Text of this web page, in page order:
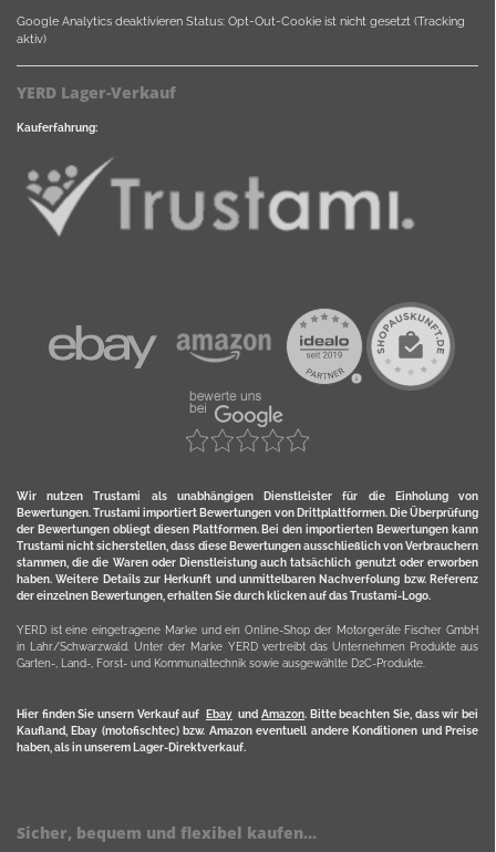
Google Analytics deaktivieren Status: Opt-Out-Cookie ist nicht gesetzt (Tracking
aktiv)
YERD Lager-Verkauf
Kauferfahrung:
Wir nutzen Trustami als unabhängigen Dienstleister für die Einholung von
Bewertungen. Trustami importiert Bewertungen von Drittplattformen. Die Überprüfung
der Bewertungen obliegt diesen Plattformen. Bei den importierten Bewertungen kann
Trustami nicht sicherstellen, dass diese Bewertungen ausschließlich von Verbrauchern
stammen, die die Waren oder Dienstleistung auch tatsächlich genutzt oder erworben
haben. Weitere Details zur Herkunft und unmittelbaren Nachverfolung bzw. Referenz
der einzelnen Bewertungen, erhalten Sie durch klicken auf das Trustami-Logo.
YERD ist eine eingetragene Marke und ein Online-Shop der Motorgeräte Fischer GmbH
in Lahr/Schwarzwald. Unter der Marke YERD vertreibt das Unternehmen Produkte aus
Garten-, Land-, Forst- und Kommunaltechnik sowie ausgewählte D2C-Produkte.
Hier finden Sie unsern Verkauf auf Ebayund Amazon. Bitte beachten Sie, dass wir bei
Kaufland, Ebay (motofischtec) bzw. Amazon eventuell andere Konditionen und Preise
haben, als in unserem Lager-Direktverkauf.
Sicher, bequem und flexibel kaufen...